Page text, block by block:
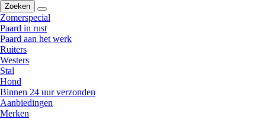
Zoeken
Zomerspecial
Paard in rust
Paard aan het werk
Ruiters
Westers
Stal
Hond
Binnen 24 uur verzonden
Aanbiedingen
Merken